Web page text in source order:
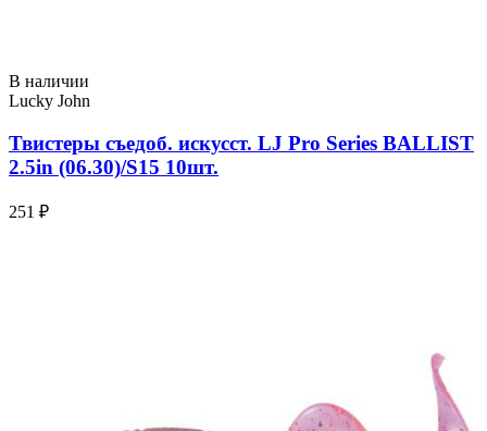
В наличии
Lucky John
Твистеры съедоб. искусст. LJ Pro Series BALLIST
2.5in (06.30)/S15 10шт.
251 ₽